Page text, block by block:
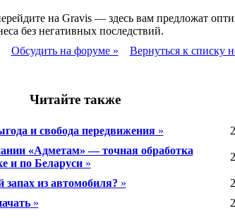
на Gravis — здесь вам предложат
без негативных последствий.
Обсудить на форуме »
Вернуться к списку
Читайте также
и свобода передвижения»
«Адметам» — точная обработка
и по Беларуси»
из автомобиля? »
»